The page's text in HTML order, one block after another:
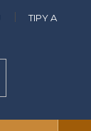
TIPY A RADY